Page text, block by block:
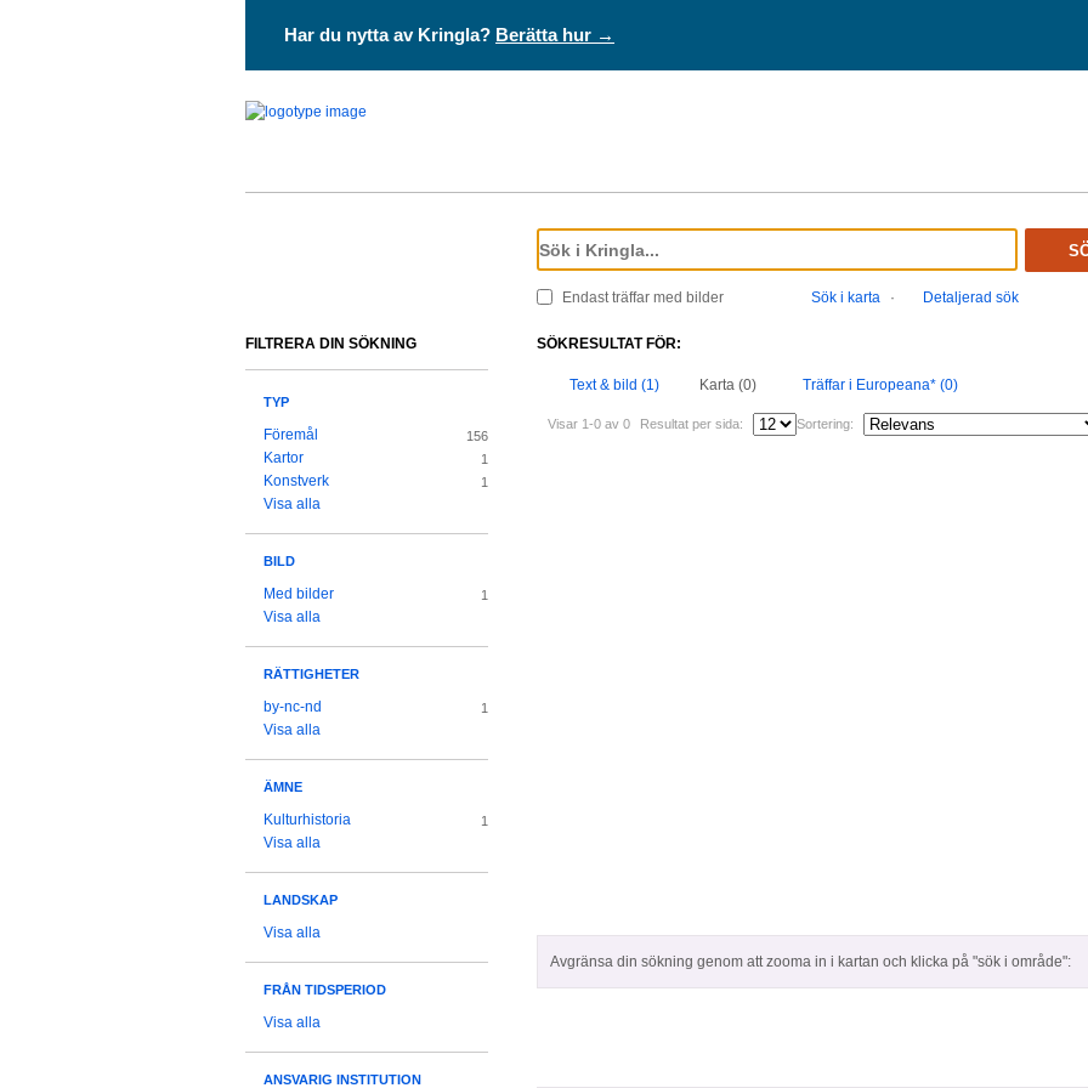
Har du nytta av Kringla? Berätta hur →
Endast träffar med bilder Sök i karta · Detaljerad sök
SÖKRESULTAT FÖR:
Text & bild (1) Karta (0) Träffar i Europeana* (0)
Visar 1-0 av 0 Resultat per sida: Sortering:
Avgränsa din sökning genom att zooma in i kartan och klicka på "sök i område":
FILTRERA DIN SÖKNING
TYP
Föremål 156
Kartor 1
Konstverk 1
Visa alla
BILD
Med bilder 1
Visa alla
RÄTTIGHETER
by-nc-nd 1
Visa alla
ÄMNE
Kulturhistoria 1
Visa alla
LANDSKAP
Visa alla
FRÅN TIDSPERIOD
Visa alla
ANSVARIG INSTITUTION